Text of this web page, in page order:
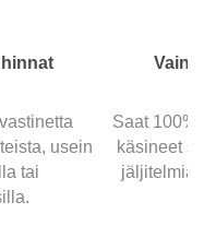
usein
tai
Vain
Saat 100%
käsineet
jäljitelmiä,